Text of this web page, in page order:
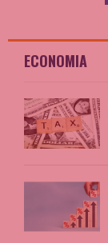
ECONOMIA